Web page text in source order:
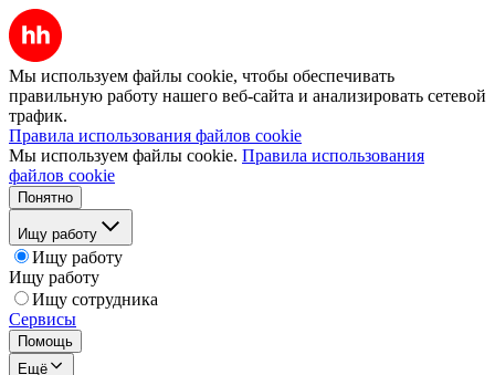
Мы используем файлы cookie, чтобы обеспечивать
правильную работу нашего веб-сайта и анализировать сетевой
трафик.
Правила использования файлов cookie
Мы используем файлы cookie. Правила использования
файлов cookie
Понятно
Ищу работу
Ищу работу
Ищу работу
Ищу сотрудника
Сервисы
Помощь
Ещё